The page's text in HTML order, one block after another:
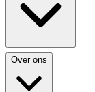
Over ons